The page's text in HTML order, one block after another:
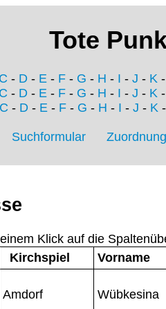
Tote
C - D - E - F - G - H - I - J - K
C - D - E - F - G - H - I - J - K
C - D- E- F- G - H - I - J - K
Suchformular
Klick auf die
Kirchspiel Vorname
Amdorf Wübkesina